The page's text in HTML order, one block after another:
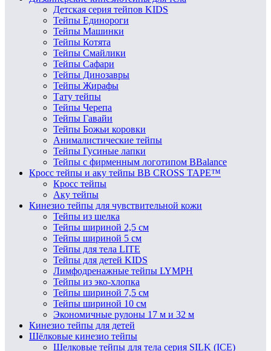
Детская серия тейпов KIDS
Тейпы Единороги
Тейпы Машинки
Тейпы Котята
Тейпы Смайлики
Тейпы Сафари
Тейпы Динозавры
Тейпы Жирафы
Тату тейпы
Тейпы Черепа
Тейпы Гавайи
Тейпы Божьи коровки
Анималистические тейпы
Тейпы Гусиные лапки
Тейпы с фирменным логотипом BBalance
Кросс тейпы и аку тейпы BB CROSS TAPE™
Кросс тейпы
Аку тейпы
Кинезио тейпы для чувствительной кожи
Тейпы из шелка
Тейпы шириной 2,5 см
Тейпы шириной 5 см
Тейпы для тела LITE
Тейпы для детей KIDS
Лимфодренажные тейпы LYMPH
Тейпы из эко-хлопка
Тейпы шириной 7,5 см
Тейпы шириной 10 см
Экономичные рулоны 17 м и 32 м
Кинезио тейпы для детей
Шёлковые кинезио тейпы
Шелковые тейпы для тела серия SILK (ICE)